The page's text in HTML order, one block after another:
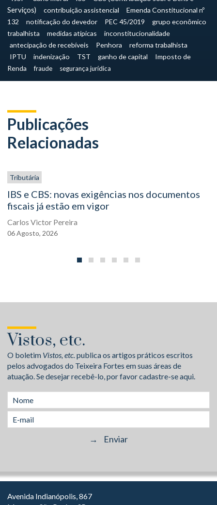
Serviços)
contribuição assistencial
Emenda Constitucional nº
132
notificação do devedor PEC 45/2019
grupo econômico
trabalhista
medidas atípicas
inconstitucionalidade
antecipação de recebíveis
Penhora
reforma trabalhista
IPTU
indenização TST ganho de capital
Imposto de
Renda
fraude segurança jurídica
Publicações
Relacionadas
Tributária
IBS e CBS: novas exigências nos documentos
fiscais já estão em vigor
Carlos Victor Pereira
06Agosto, 2026
Vistos, etc.
O boletim Vistos, etc.publica os artigos práticos escritos
pelos advogados do Teixeira Fortes em suas áreas de
atuação. Se desejar recebê-lo, por favor cadastre-se aqui.
Avenida Indianópolis, 867